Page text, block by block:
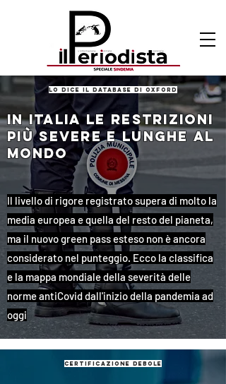
lo dice il database di oxford
IN ITALIA LE RESTRIZIONI
PIù SEVERE E LUNGHE AL
MONDO
Il livello di rigore registrato supera di molto la
media europea e quella del resto del pianeta,
ma il nuovo green pass esteso non è ancora
considerato nel punteggio. Ecco la classifica
e la mappa mondiale della severità delle
norme antiCovid dall'inizio della pandemia ad
oggi
certificazione debole